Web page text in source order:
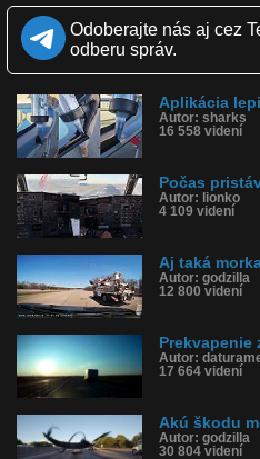
Zverejnené: 14.6.2009 9:08
Páči sa: 85% (26 hlasov)
Obľúbené: 8
Komentárov: 20
Kategória: 18+
Tagy: umývať, myčka, automyčka,
História sledovanosti videa:
Odoberajte nás aj cez
odberu správ.
Aplikácia
Autor: sharks
16 558 videní
Počas
Autor: lionko
4 109 videní
Aj taká
Autor: godzilla
12 800 videní
Prekvapenie
Autor:
17 664 videní
Akú škodu
Autor: godzilla
30 804 videní